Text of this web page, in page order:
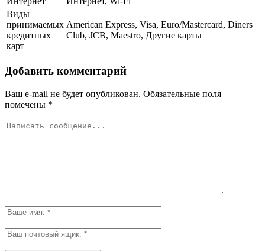
Виды
принимаемых
кредитных
карт
American Express, Visa, Euro/Mastercard, Diners
Club, JCB, Maestro, Другие карты
Добавить комментарий
Ваш e-mail не будет опубликован. Обязательные поля
помечены *